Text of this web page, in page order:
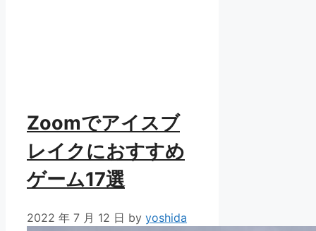
Zoomでアイスブ
レイクにおすすめ
ゲーム17選
2022 年 7 月 12 日 by yoshida